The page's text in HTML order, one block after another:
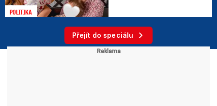
POLITIKA
Přejít do speciálu